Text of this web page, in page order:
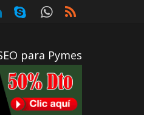
para Pymes